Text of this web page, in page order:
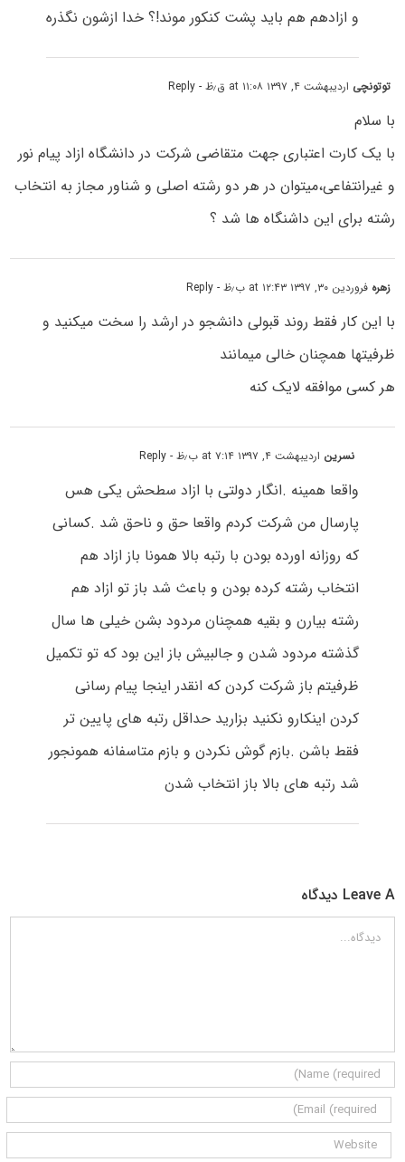
و ازادهم هم باید پشت کنکور موند!؟ خدا ازشون نگذره
توتونچی اردیبهشت ۴, ۱۳۹۷ at ۱۱:۰۸ ق٫ظ - Reply
با سلام
با یک کارت اعتباری جهت متقاضی شرکت در دانشگاه ازاد پیام نور
و غیرانتفاعی،میتوان در هر دو رشته اصلی و شناور مجاز به انتخاب
رشته برای این داشنگاه ها شد ؟
زهره فروردین ۳۰, ۱۳۹۷ at ۱۲:۴۳ ب٫ظ - Reply
با این کار فقط روند قبولی دانشجو در ارشد را سخت میکنید و
ظرفیتها همچنان خالی میمانند
هر کسی موافقه لایک کنه
نسرین اردیبهشت ۴, ۱۳۹۷ at ۷:۱۴ ب٫ظ - Reply
واقعا همینه .انگار دولتی با ازاد سطحش یکی هس
پارسال من شرکت کردم واقعا حق و ناحق شد .کسانی
که روزانه اورده بودن با رتبه بالا همونا باز ازاد هم
انتخاب رشته کرده بودن و باعث شد باز تو ازاد هم
رشته بیارن و بقیه همچنان مردود بشن خیلی ها سال
گذشته مردود شدن و جالبیش باز این بود که تو تکمیل
ظرفیتم باز شرکت کردن که انقدر اینجا پیام رسانی
کردن اینکارو نکنید بزارید حداقل رتبه های پایین تر
فقط باشن .بازم گوش نکردن و بازم متاسفانه همونجور
شد رتبه های بالا باز انتخاب شدن
Leave A دیدگاه
دیدگاه